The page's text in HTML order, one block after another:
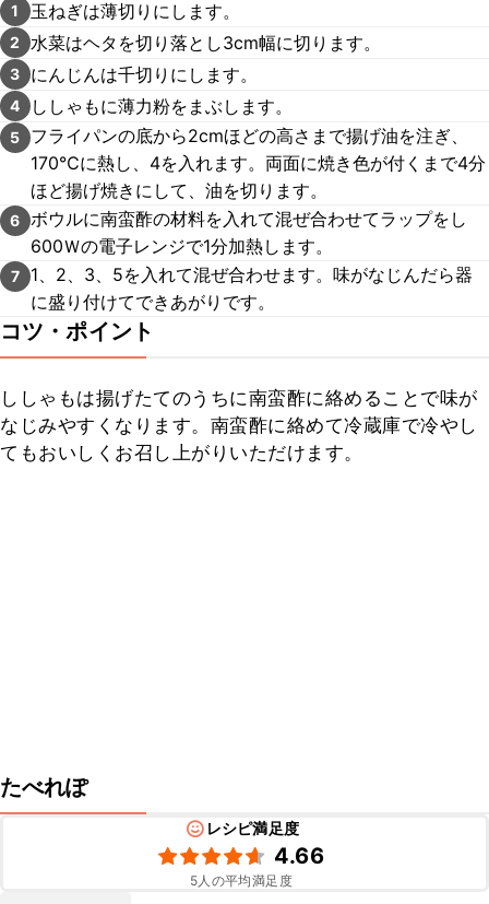
1 玉ねぎは薄切りにします。
2 水菜はヘタを切り落とし3cm幅に切ります。
3 にんじんは千切りにします。
4 ししゃもに薄力粉をまぶします。
5
フライパンの底から2cmほどの高さまで揚げ油を注ぎ、
170℃に熱し、4を入れます。両面に焼き色が付くまで4分
ほど揚げ焼きにして、油を切ります。
6 ボウルに南蛮酢の材料を入れて混ぜ合わせてラップをし
600Ｗの電子レンジで1分加熱します。
7
1、2、3、5を入れて混ぜ合わせます。味がなじんだら器
に盛り付けてできあがりです。
コツ・ポイント
ししゃもは揚げたてのうちに南蛮酢に絡めることで味が
なじみやすくなります。南蛮酢に絡めて冷蔵庫で冷やし
てもおいしくお召し上がりいただけます。
たべれぽ
レシピ満足度
4.66
5人の平均満足度